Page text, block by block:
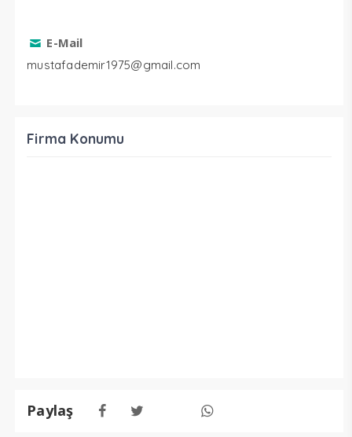
E-Mail
mustafademir1975@gmail.com
Firma Konumu
Paylaş